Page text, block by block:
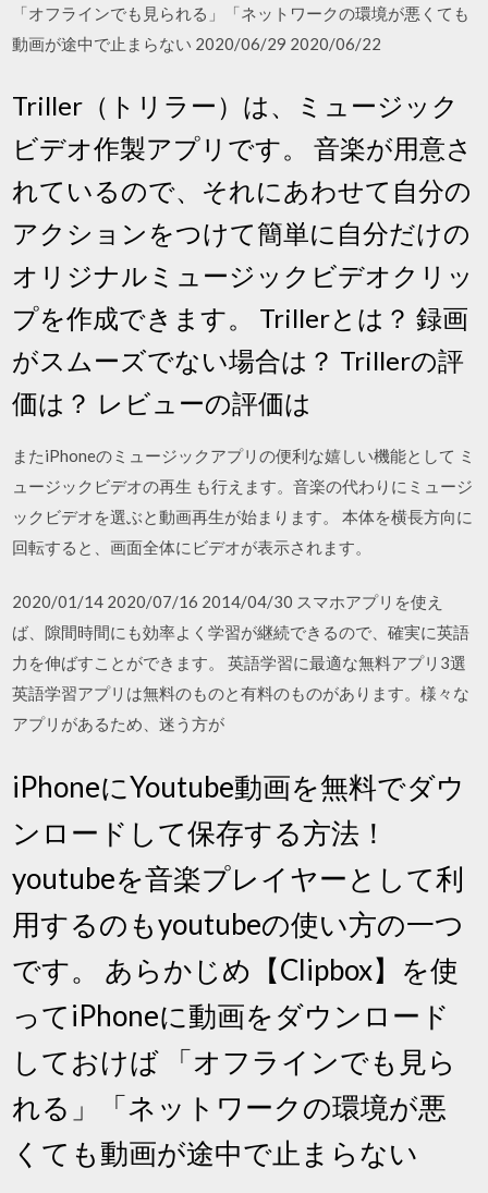
「オフラインでも見られる」「ネットワークの環境が悪くても
動画が途中で止まらない 2020/06/29 2020/06/22
Triller（トリラー）は、ミュージック
ビデオ作製アプリです。 音楽が用意さ
れているので、それにあわせて自分の
アクションをつけて簡単に自分だけの
オリジナルミュージックビデオクリッ
プを作成できます。 Trillerとは？ 録画
がスムーズでない場合は？ Trillerの評
価は？ レビューの評価は
またiPhoneのミュージックアプリの便利な嬉しい機能として ミ
ュージックビデオの再生 も行えます。音楽の代わりにミュージ
ックビデオを選ぶと動画再生が始まります。 本体を横長方向に
回転すると、画面全体にビデオが表示されます。
2020/01/14 2020/07/16 2014/04/30 スマホアプリを使え
ば、隙間時間にも効率よく学習が継続できるので、確実に英語
力を伸ばすことができます。 英語学習に最適な無料アプリ3選
英語学習アプリは無料のものと有料のものがあります。様々な
アプリがあるため、迷う方が
iPhoneにYoutube動画を無料でダウ
ンロードして保存する方法！
youtubeを音楽プレイヤーとして利
用するのもyoutubeの使い方の一つ
です。 あらかじめ【Clipbox】を使
ってiPhoneに動画をダウンロード
しておけば 「オフラインでも見ら
れる」「ネットワークの環境が悪
くても動画が途中で止まらない